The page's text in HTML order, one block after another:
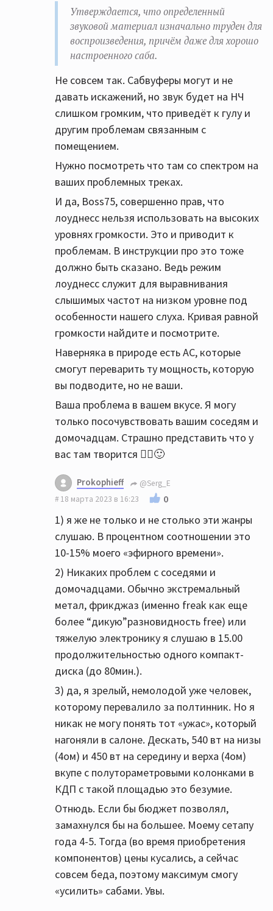
громкости эти треки без подобных
искажений?
Вот :
Перестать одновременновыкручивать
громкость на номинальную мощность
усилителя + loudness + выкручивать басы
на темброблоке
И все будет 👌
Вы такой фанат долбежки - добавьте два
саба и будет вам счастье
ДваMJ Acoustics Reference 400 SR
Ну или хотя бы два MJ Acoustics Reference
Или :
ДваREL T9i
Или хотя бы дваREL T5i
Утверждается, что определенный
звуковой материал изначально труден для
воспроизведения, причём даже для хорошо
настроенного саба.
Не совсем так. Сабвуферы могут и не
давать искажений, но звук будет на НЧ
слишком громким, что приведёт к гулу и
другим проблемам связанным с
помещением.
Нужно посмотреть что там со спектром на
ваших проблемных треках.
И да, Boss75, совершенно прав, что
лоуднесс нельзя использовать на высоких
уровнях громкости. Это и приводит к
проблемам. В инструкции про это тоже
должно быть сказано. Ведь режим
лоуднесс служит для выравнивания
слышимых частот на низком уровне под
особенности нашего слуха. Кривая равной
громкости найдите и посмотрите.
Наверняка в природе есть АС, которые
смогут переварить ту мощность, которую
вы подводите, но не ваши.
Ваша проблема в вашем вкусе. Я могу
только посочувствовать вашим соседям и
домочадцам. Страшно представить что у
вас там творится 🤦‍♂️🙂
Prokophieff
@Serg_E
18 марта 2023 в 16:23
0
1) я же не только и не столько эти жанры
слушаю. В процентном соотношении это
10-15% моего «эфирного времени».
2) Никаких проблем с соседями и
домочадцами. Обычно экстремальный
метал, фрикджаз (именно freak как еще
более “дикую”разновидность free) или
тяжелую электронику я слушаю в 15.00
продолжительностью одного компакт-
диска (до 80мин.).
3) да, я зрелый, немолодой уже человек,
которому перевалило за полтинник. Но я
никак не могу понять тот «ужас», который
нагоняли в салоне. Дескать, 540 вт на низы
(4ом) и 450 вт на середину и верха (4ом)
вкупе с полутораметровыми колонками в
КДП с такой площадью это безумие.
Отнюдь. Если бы бюджет позволял,
замахнулся бы на большее. Моему сетапу
года 4-5. Тогда (во время приобретения
компонентов) цены кусались, а сейчас
совсем беда, поэтому максимум смогу
«усилить» сабами. Увы.